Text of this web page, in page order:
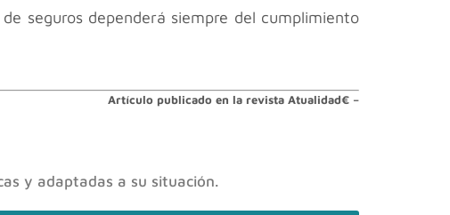
seguros dependerá siempre del cumplimiento
Artículo publicado en la revista Atualidad€ –
y adaptadas a su situación.